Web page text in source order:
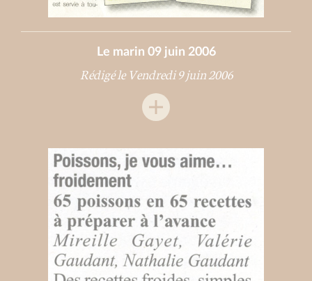
Le marin 09 juin 2006
Rédigé le Vendredi 9 juin 2006